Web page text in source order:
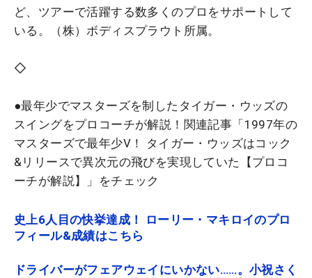
ど、ツアーで活躍する数多くのプロをサポートして
いる。（株）ボディスプラウト所属。
◇
●最年少でマスターズを制したタイガー・ウッズの
スイングをプロコーチが解説！関連記事「 1997年の
マスターズで最年少V！ タイガー・ウッズはコック
&リリースで異次元の飛びを実現していた【プロコ
ーチが解説】
」をチェック
史上6人目の快挙達成！ ローリー・マキロイのプロ
フィール&成績はこちら
ドライバーがフェアウェイにいかない……。小祝さく